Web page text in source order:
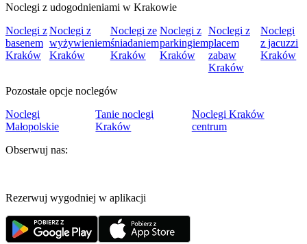
Noclegi z udogodnieniami w Krakowie
Noclegi z
basenem
Kraków
Noclegi z
wyżywieniem
Kraków
Noclegi ze
śniadaniem
Kraków
Noclegi z
parkingiem
Kraków
Noclegi z
placem
zabaw
Kraków
Noclegi
z jacuzzi
Kraków
Pozostałe opcje noclegów
Noclegi
Małopolskie
Tanie noclegi
Kraków
Noclegi Kraków
centrum
Obserwuj nas:
Rezerwuj wygodniej w aplikacji